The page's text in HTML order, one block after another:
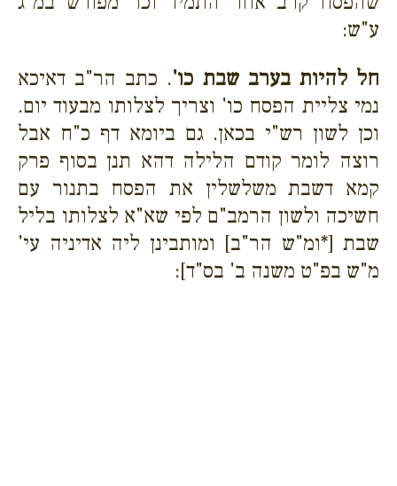
ע"ש:
חל להיות בערב שבת כו'. כתב הר"ב דאיכא
נמי צליית הפסח כו' וצריך לצלותו מבעוד יום.
וכן לשון רש"י בכאן. גם ביומא דף כ"ח אבל
רוצה לומר קודם הלילה דהא תנן בסוף פרק
קמא דשבת משלשלין את הפסח בתנור עם
חשיכה ולשון הרמב"ם לפי שא"א לצלותו בליל
שבת [*ומ"ש הר"ב] ומותבינן ליה אדיניה עי'
מ"ש בפ"ט משנה ב' בס"ד]: